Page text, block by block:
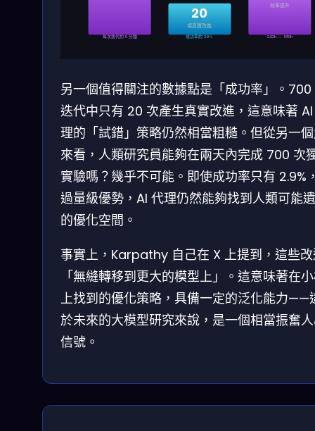
每次迭代約 5 分鐘
20
項真實改進
成功率約 2.9%
效率提升
2.02h → 1.80h
另一個值得關注的數據點是「成功率」。700
迭代中只有 20 次產生真實改進，這意味著
理的「試錯」策略仍然相當粗糙。但從另一
來看，人類研究員能夠在兩天內完成 700 次
實驗嗎？幾乎不可能。即使成功率只有 2.9%
過量級優勢，AI 代理仍然能夠找到人類可能
的優化空間。
事實上，Karpathy 自己在 X 上提到，這些
「無縫轉移到更大的模型上」。這意味著在
上找到的優化策略，具備一定的泛化能力——
於未來的大模型研究來說，是一個相當振奮
信號。